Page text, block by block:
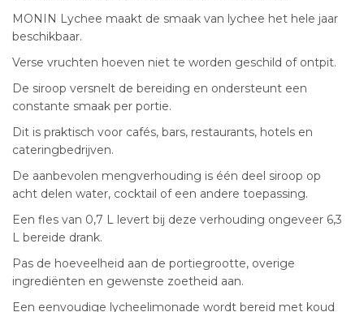
MONIN Lychee maakt de smaak van lychee het hele jaar
beschikbaar.
Verse vruchten hoeven niet te worden geschild of ontpit.
De siroop versnelt de bereiding en ondersteunt een
constante smaak per portie.
Dit is praktisch voor cafés, bars, restaurants, hotels en
cateringbedrijven.
De aanbevolen mengverhouding is één deel siroop op
acht delen water, cocktail of een andere toepassing.
Een fles van 0,7 L levert bij deze verhouding ongeveer 6,3
L bereide drank.
Pas de hoeveelheid aan de portiegrootte, overige
ingrediënten en gewenste zoetheid aan.
Een eenvoudige lycheelimonade wordt bereid met koud